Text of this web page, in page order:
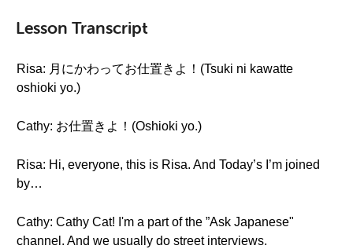
Lesson Transcript
Risa: 月にかわってお仕置きよ！(Tsuki ni kawatte
oshioki yo.)
Cathy: お仕置きよ！(Oshioki yo.)
Risa: Hi, everyone, this is Risa. And Today’s I’m joined
by…
Cathy: Cathy Cat! I'm a part of the ”Ask Japanese"
channel. And we usually do street interviews.